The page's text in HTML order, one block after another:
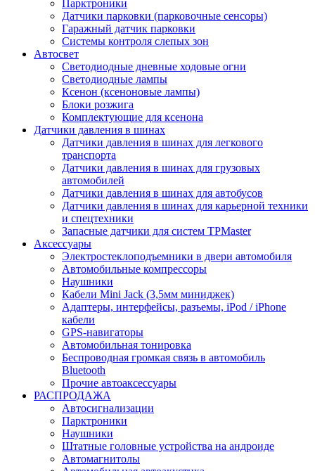
Парктроники
Датчики парковки (парковочные сенсоры)
Гаражный датчик парковки
Системы контроля слепых зон
Автосвет
Светодиодные дневные ходовые огни
Светодиодные лампы
Ксенон (ксеноновые лампы)
Блоки розжига
Комплектующие для ксенона
Датчики давления в шинах
Датчики давления в шинах для легкового
транспорта
Датчики давления в шинах для грузовых
автомобилей
Датчики давления в шинах для автобусов
Датчики давления в шинах для карьерной техники
и спецтехники
Запасные датчики для систем TPMaster
Аксессуары
Электростеклоподъемники в двери автомобиля
Автомобильные компрессоры
Наушники
Кабели Mini Jack (3,5мм миниджек)
Адаптеры, интерфейсы, разъемы, iPod / iPhone
кабели
GPS-навигаторы
Автомобильная тонировка
Беспроводная громкая связь в автомобиль
Bluetooth
Прочие автоаксессуары
РАСПРОДАЖА
Автосигнализации
Парктроники
Наушники
Штатные головные устройства на андроиде
Автомагнитолы